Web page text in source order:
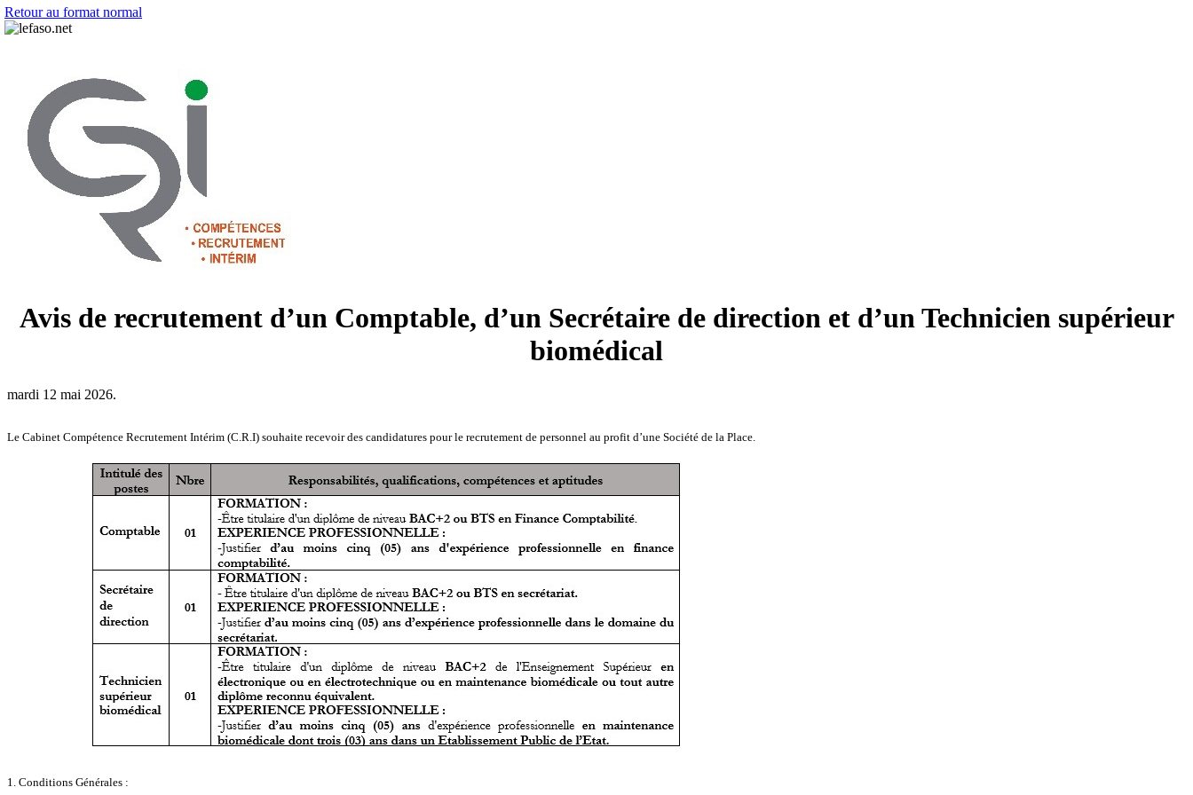
Retour au format normal
Avis de recrutement d’un Comptable, d’un Secrétaire de direction et d’un Technicien supérieur
biomédical
mardi 12 mai 2026.
Le Cabinet Compétence Recrutement Intérim (C.R.I) souhaite recevoir des candidatures pour le recrutement de personnel au profit d’une Société de la Place.
1. Conditions Générales :